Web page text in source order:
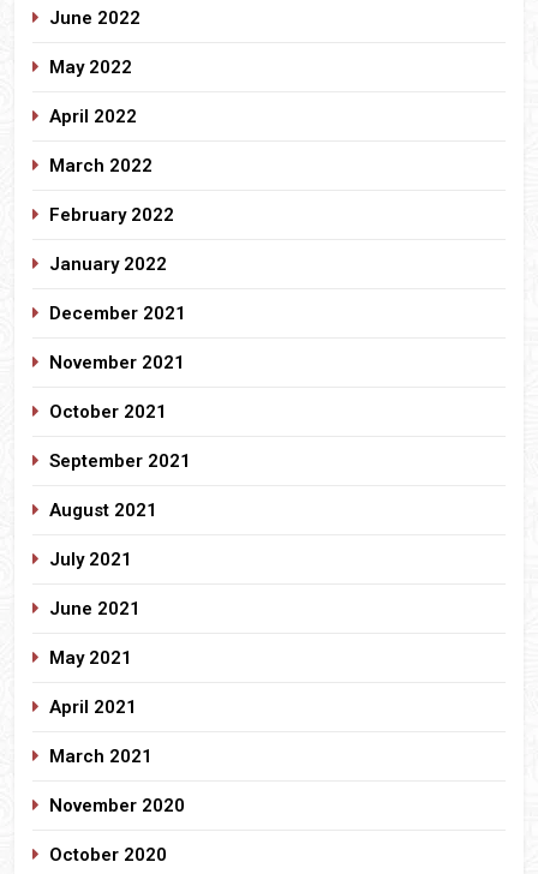
June 2022
May 2022
April 2022
March 2022
February 2022
January 2022
December 2021
November 2021
October 2021
September 2021
August 2021
July 2021
June 2021
May 2021
April 2021
March 2021
November 2020
October 2020